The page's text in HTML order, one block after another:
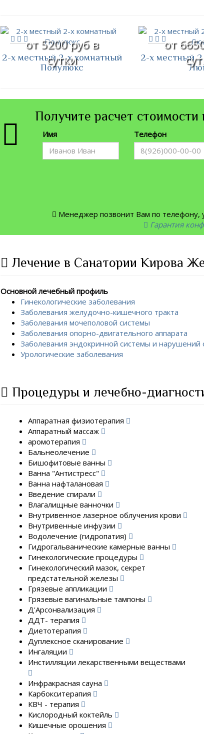
от 5200 руб в
сутки
2-х местный 2-х комнатный
Полулюкс
от
2-х местный
Получите расчет
Имя Телефон
Менеджер позвонит Вам по телефону,
Гарантия
Лечение в Санатории Кирова
Основной лечебный профиль
Гинекологические заболевания
Заболевания желудочно-кишечного тракта
Заболевания мочеполовой системы
Заболевания опорно-двигательного аппарата
Заболевания эндокринной системы и нарушений
Урологические заболевания
Процедуры и лечебно-
Аппаратная физиотерапия
Аппаратный массаж
аромотерапия
Бальнеолечение
Бишофитовые ванны
Ванна "Антистресс"
Ванна нафталановая
Введение спирали
Влагалищные ванночки
Внутривенное лазерное облучения крови
Внутривенные инфузии
Водолечение (гидропатия)
Гидрогальванические камерные ванны
Гинекологические процедуры
Гинекологический мазок, секрет
предстательной железы
Грязевые аппликации
Грязевые вагинальные тампоны
Д'Арсонвализация
ДДТ- терапия
Диетотерапия
Дуплексное сканирование
Ингаляции
Инстилляции лекарственными веществами
Инфракрасная сауна
Карбокситерапия
КВЧ - терапия
Кислородный коктейль
Кишечные орошения